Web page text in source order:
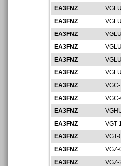
EA3FNZ
EA3FNZ
EA3FNZ
EA3FNZ
EA3FNZ
EA3FNZ
EA3FNZ
EA3FNZ
EA3FNZ
EA3FNZ
VGT-
EA3FNZ
VGT-
EA3FNZ
VGZ-
EA3FNZ
VGZ-